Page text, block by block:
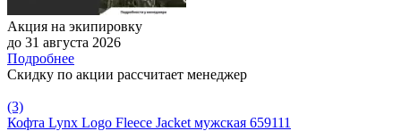
Акция на экипировку
до 31 августа 2026
Подробнее
Скидку по акции рассчитает менеджер
(3)
Кофта Lynx Logo Fleece Jacket мужская 659111